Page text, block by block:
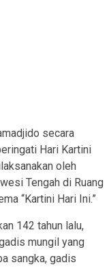
secara
Hari Kartini
oleh
Tengah di Ruang
“Kartini Hari Ini.”
142 tahun lalu,
mungil yang
sangka, gadis